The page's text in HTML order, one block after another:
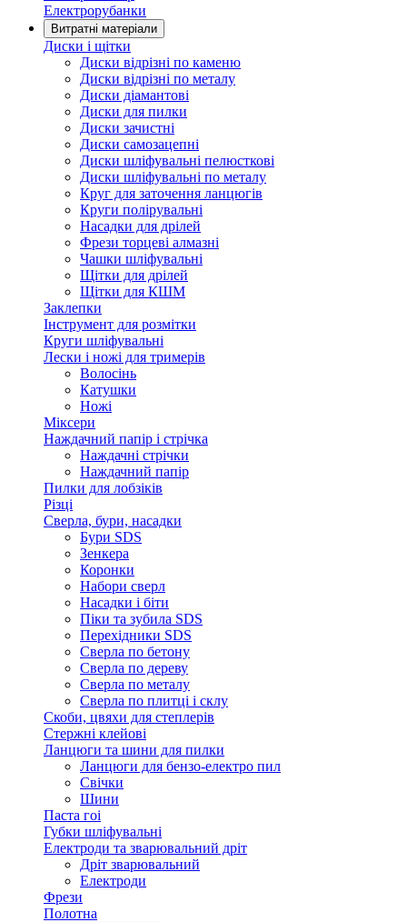
Електрорубанки
Витратні матеріали
Диски і щітки
Диски відрізні по каменю
Диски відрізні по металу
Диски діамантові
Диски для пилки
Диски зачистні
Диски самозацепні
Диски шліфувальні пелюсткові
Диски шліфувальні по металу
Круг для заточення ланцюгів
Круги полірувальні
Насадки для дрілей
Фрези торцеві алмазні
Чашки шліфувальні
Щітки для дрілей
Щітки для КШМ
Заклепки
Інструмент для розмітки
Круги шліфувальні
Лески і ножі для тримерів
Волосінь
Катушки
Ножі
Міксери
Наждачний папір і стрічка
Наждачні стрічки
Наждачний папір
Пилки для лобзіків
Різці
Сверла, бури, насадки
Бури SDS
Зенкера
Коронки
Набори сверл
Насадки і біти
Піки та зубила SDS
Перехідники SDS
Сверла по бетону
Сверла по дереву
Сверла по металу
Сверла по плитці і склу
Скоби, цвяхи для степлерів
Стержні клейові
Ланцюги та шини для пилки
Ланцюги для бензо-електро пил
Свічки
Шини
Паста гоі
Губки шліфувальні
Електроди та зварювальний дріт
Дріт зварювальний
Електроди
Фрези
Полотна